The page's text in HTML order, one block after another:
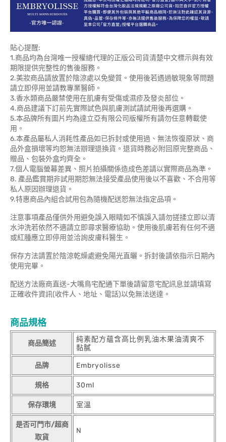
貼心提醒:
1.商品均為台灣唯一授權總代理的正版公司貨清楚中文標示與有效
期限提供完整性的售後服務。
2.美妝商品請放置於陰涼處以免變質。使用後若遇過敏現象等問題
請立即停用並請教專業醫師。
3.香水類商品嚴禁使用在肌膚有受傷或濕疹及發炎部位。
4.商品建議下訂前先實際試色與肌膚測試請試用後再選購。
5.本品牌所有圖片均為達立亞有限公司版權所有請勿任意轉載使
用。
6.本產品屬私人消耗性產品如已拆封或使用過、無法恢復原狀、商
品外盒損壞等均恕無法辦理退換貨。退貨時務必附回原完整商品、
贈品、包裝外盒均齊全。
7.個人電腦螢幕差異、照片拍攝關係造成色差請以實際商品為準。
8. 產品鑑賞期非試用期恕無法接受產品使用後以不喜歡、不合用等
私人原因辦理退貨。
9.特惠商品內組合試用包為隨機配送恕無法指定品項。
注意事項產品僅供外用避免誤入眼睛如不慎誤入請勿搓揉立即以清
水沖洗若依然不適請立即尋求醫療協助。使用後肌膚若有任何不適
或紅腫應立即停用並洽詢皮膚科醫生。
保存方法請置於陰涼乾燥處避免陽光直曬。拆封後請依指示日期內
使用完畢。
配送方法廠商直送-大嘴鳥宅配通下單後請留意宅配訊息並請填寫
正確收件資訊(收件人、地址、電話)以免無法送達。
商品規格
商品簡述
純素配方蘊含高比例乳油木果油清爽不
黏膩
品牌 Embryolisse
規格 30ml
保存環境 室溫
是否可門市/超商
取貨
N